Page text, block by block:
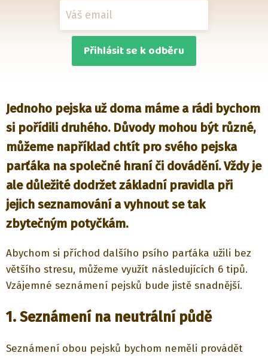
Přihlásit se k odběru
Jednoho pejska už doma máme a rádi bychom
si pořídili druhého. Důvody mohou být různé,
můžeme například chtít pro svého pejska
parťáka na společné hraní či dovádění. Vždy je
ale důležité dodržet základní pravidla při
jejich seznamování a vyhnout se tak
zbytečným potyčkám.
Abychom si příchod dalšího psího parťáka užili bez
většího stresu, můžeme využít následujících 6 tipů.
Vzájemné seznámení pejsků bude jistě snadnější.
1. Seznámení na neutrální půdě
Seznámení obou pejsků bychom neměli provádět